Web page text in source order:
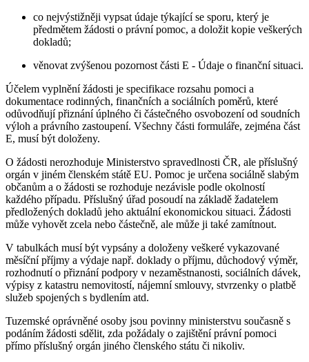
co nejvýstižněji vypsat údaje týkající se sporu, který je
předmětem žádosti o právní pomoc, a doložit kopie veškerých
dokladů;
věnovat zvýšenou pozornost části E - Údaje o finanční situaci.
Účelem vyplnění žádosti je specifikace rozsahu pomoci a
dokumentace rodinných, finančních a sociálních poměrů, které
odůvodňují přiznání úplného či částečného osvobození od soudních
výloh a právního zastoupení. Všechny části formuláře, zejména část
E, musí být doloženy.
O žádosti nerozhoduje Ministerstvo spravedlnosti ČR, ale příslušný
orgán v jiném členském státě EU. Pomoc je určena sociálně slabým
občanům a o žádosti se rozhoduje nezávisle podle okolností
každého případu. Příslušný úřad posoudí na základě žadatelem
předložených dokladů jeho aktuální ekonomickou situaci. Žádosti
může vyhovět zcela nebo částečně, ale může ji také zamítnout.
V tabulkách musí být vypsány a doloženy veškeré vykazované
měsíční příjmy a výdaje např. doklady o příjmu, důchodový výměr,
rozhodnutí o přiznání podpory v nezaměstnanosti, sociálních dávek,
výpisy z katastru nemovitostí, nájemní smlouvy, stvrzenky o platbě
služeb spojených s bydlením atd.
Tuzemské oprávněné osoby jsou povinny ministerstvu současně s
podáním žádosti sdělit, zda požádaly o zajištění právní pomoci
přímo příslušný orgán jiného členského státu či nikoliv.